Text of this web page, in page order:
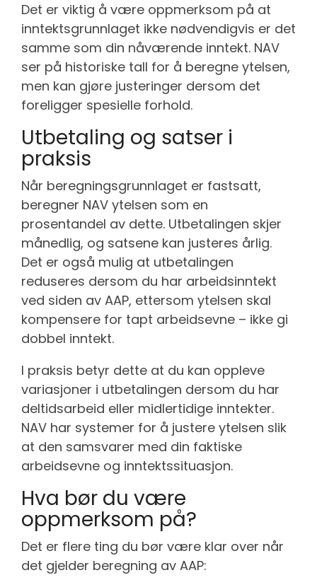
Det er viktig å være oppmerksom på at
inntektsgrunnlaget ikke nødvendigvis er det
samme som din nåværende inntekt. NAV
ser på historiske tall for å beregne ytelsen,
men kan gjøre justeringer dersom det
foreligger spesielle forhold.
Utbetaling og satser i
praksis
Når beregningsgrunnlaget er fastsatt,
beregner NAV ytelsen som en
prosentandel av dette. Utbetalingen skjer
månedlig, og satsene kan justeres årlig.
Det er også mulig at utbetalingen
reduseres dersom du har arbeidsinntekt
ved siden av AAP, ettersom ytelsen skal
kompensere for tapt arbeidsevne – ikke gi
dobbel inntekt.
I praksis betyr dette at du kan oppleve
variasjoner i utbetalingen dersom du har
deltidsarbeid eller midlertidige inntekter.
NAV har systemer for å justere ytelsen slik
at den samsvarer med din faktiske
arbeidsevne og inntektssituasjon.
Hva bør du være
oppmerksom på?
Det er flere ting du bør være klar over når
det gjelder beregning av AAP: